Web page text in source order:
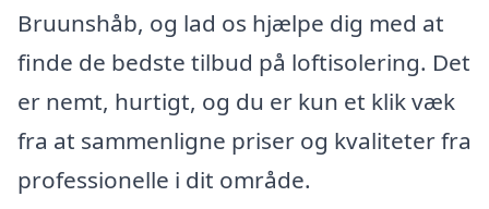
Bruunshåb, og lad os hjælpe dig med at
finde de bedste tilbud på loftisolering. Det
er nemt, hurtigt, og du er kun et klik væk
fra at sammenligne priser og kvaliteter fra
professionelle i dit område.